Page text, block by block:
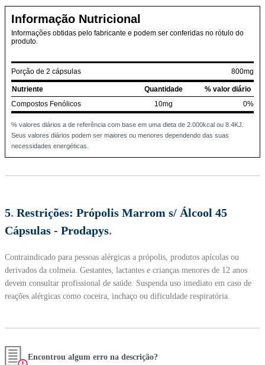
Informação Nutricional
Informações obtidas pelo fabricante e podem ser conferidas no rótulo do
produto.
Porção de 2 cápsulas 800mg
Nutriente Quantidade
% valor diário
Compostos Fenólicos
10mg 0%
% valores diários a de referência com base em uma dieta de 2.000kcal ou 8.4KJ.
Seus valores diários podem ser maiores ou menores dependendo das suas
necessidades energéticas.
5. Restrições: Própolis Marrom s/ Álcool 45
Cápsulas - Prodapys.
Contraindicado para pessoas alérgicas a própolis, produtos apícolas ou
derivados da colmeia. Gestantes, lactantes e crianças menores de 12 anos
devem consultar profissional de saúde. Suspenda uso imediato em caso de
reações alérgicas como coceira, inchaço ou dificuldade respiratória.
Encontrou algum erro na descrição?